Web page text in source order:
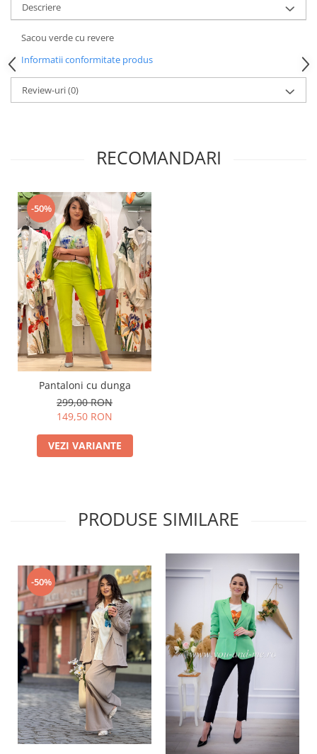
Descriere
Sacou verde cu revere
Informatii conformitate produs
Review-uri(0)
RECOMANDARI
-50%
Pantaloni cu dunga
299,00 RON
149,50 RON
VEZI VARIANTE
PRODUSE SIMILARE
-50%